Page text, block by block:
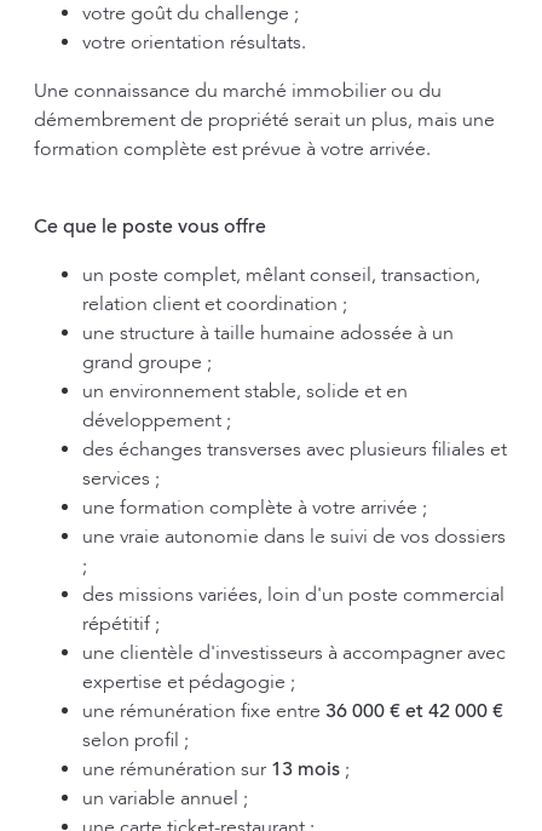
votre goût du challenge ;
votre orientation résultats.
Une connaissance du marché immobilier ou du
démembrement de propriété serait un plus, mais une
formation complète est prévue à votre arrivée.
Ce que le poste vous offre
un poste complet, mêlant conseil, transaction,
relation client et coordination ;
une structure à taille humaine adossée à un
grand groupe ;
un environnement stable, solide et en
développement ;
des échanges transverses avec plusieurs filiales et
services ;
une formation complète à votre arrivée ;
une vraie autonomie dans le suivi de vos dossiers
;
des missions variées, loin d'un poste commercial
répétitif ;
une clientèle d'investisseurs à accompagner avec
expertise et pédagogie ;
une rémunération fixe entre 36 000 € et 42 000 €
selon profil ;
une rémunération sur 13 mois;
un variable annuel ;